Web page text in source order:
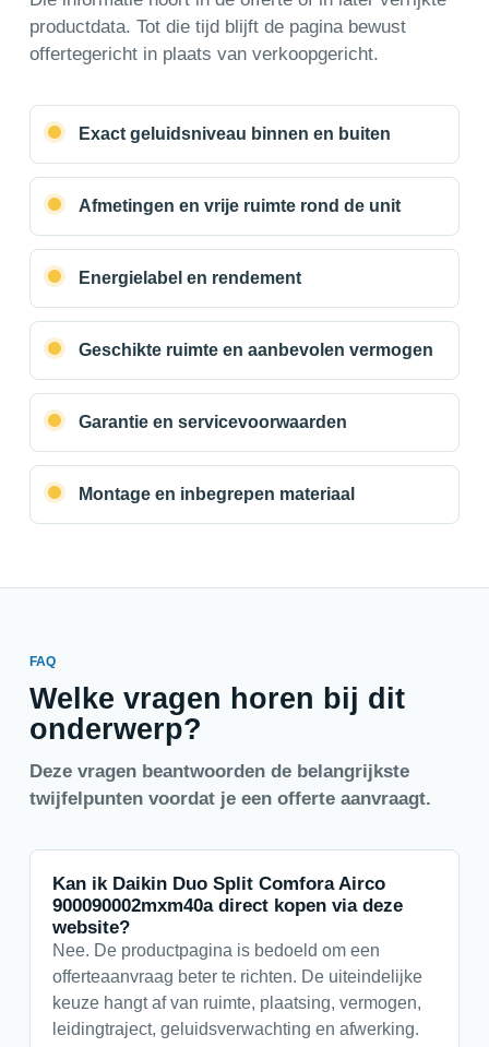
productdata. Tot die tijd blijft de pagina bewust
offertegericht in plaats van verkoopgericht.
Exact geluidsniveau binnen en buiten
Afmetingen en vrije ruimte rond de unit
Energielabel en rendement
Geschikte ruimte en aanbevolen vermogen
Garantie en servicevoorwaarden
Montage en inbegrepen materiaal
FAQ
Welke vragen horen bij dit
onderwerp?
Deze vragen beantwoorden de belangrijkste
twijfelpunten voordat je een offerte aanvraagt.
Kan ik Daikin Duo Split Comfora Airco
900090002mxm40a direct kopen via deze
website?
Nee. De productpagina is bedoeld om een
offerteaanvraag beter te richten. De uiteindelijke
keuze hangt af van ruimte, plaatsing, vermogen,
leidingtraject, geluidsverwachting en afwerking.